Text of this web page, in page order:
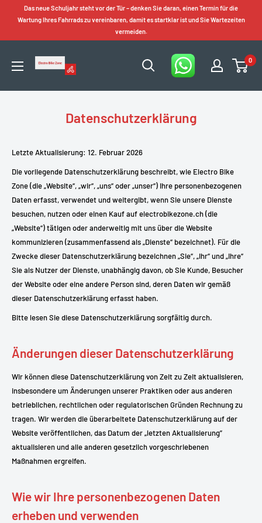
Inhalt
Das neue Schuljahr steht vor der Tür – denken Sie daran, einen Termin für die
Wartung Ihres Fahrrads zu vereinbaren, damit es startklar ist und Sie Wartezeiten
vermeiden.
Electro
Zone
0
Datenschutzerklärung
Letzte Aktualisierung: 12. Februar 2026
Die vorliegende Datenschutzerklärung beschreibt, wie Electro Bike
Zone (die „Website“, „wir“, „uns“ oder „unser“) Ihre personenbezogenen
Daten erfasst, verwendet und weitergibt, wenn Sie unsere Dienste
besuchen, nutzen oder einen Kauf auf electrobikezone.ch (die
„Website“) tätigen oder anderweitig mit uns über die Website
kommunizieren (zusammenfassend als „Dienste“ bezeichnet). Für die
Zwecke dieser Datenschutzerklärung bezeichnen „Sie“, „Ihr“ und „Ihre“
Sie als Nutzer der Dienste, unabhängig davon, ob Sie Kunde, Besucher
der Website oder eine andere Person sind, deren Daten wir gemäß
dieser Datenschutzerklärung erfasst haben.
Bitte lesen Sie diese Datenschutzerklärung sorgfältig durch.
Änderungen dieser Datenschutzerklärung
Wir können diese Datenschutzerklärung von Zeit zu Zeit aktualisieren,
insbesondere um Änderungen unserer Praktiken oder aus anderen
betrieblichen, rechtlichen oder regulatorischen Gründen Rechnung zu
tragen. Wir werden die überarbeitete Datenschutzerklärung auf der
Website veröffentlichen, das Datum der „letzten Aktualisierung”
aktualisieren und alle anderen gesetzlich vorgeschriebenen
Maßnahmen ergreifen.
Wie wir Ihre personenbezogenen Daten
erheben und verwenden